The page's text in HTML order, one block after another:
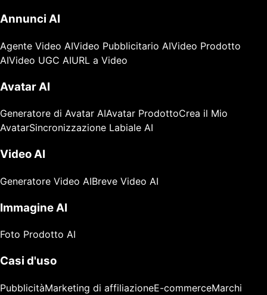
Annunci AI
Agente Video AIVideo Pubblicitario AIVideo Prodotto
AIVideo UGC AIURL a Video
Avatar AI
Generatore di Avatar AIAvatar ProdottoCrea il Mio
AvatarSincronizzazione Labiale AI
Video AI
Generatore Video AIBreve Video AI
Immagine AI
Foto Prodotto AI
Casi d'uso
PubblicitàMarketing di affiliazioneE-commerceMarchi